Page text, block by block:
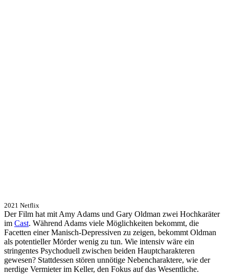
2021 Netflix
Der Film hat mit Amy Adams und Gary Oldman zwei Hochkaräter
im Cast. Während Adams viele Möglichkeiten bekommt, die
Facetten einer Manisch-Depressiven zu zeigen, bekommt Oldman
als potentieller Mörder wenig zu tun. Wie intensiv wäre ein
stringentes Psychoduell zwischen beiden Hauptcharakteren
gewesen? Stattdessen stören unnötige Nebencharaktere, wie der
nerdige Vermieter im Keller, den Fokus auf das Wesentliche.